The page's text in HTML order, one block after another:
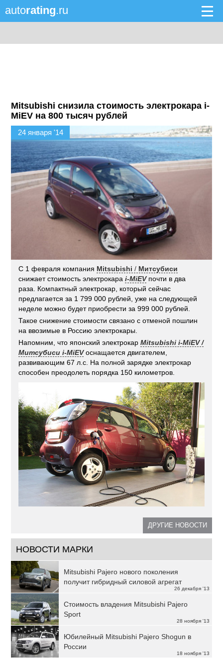
autorating.ru
Mitsubishi снизила стоимость электрокара i-
MiEV на 800 тысяч рублей
24 января '14
C 1 февраля компания Mitsubishi / Митсубиси
снижает стоимость электрокараi-MiEVпочти в два
раза. Компактный электрокар, который сейчас
предлагается за 1 799 000 рублей, уже на следующей
неделе можно будет приобрести за 999 000 рублей.
Такое снижение стоимости связано с отменой пошлин
на ввозимые в Россию электрокары.
Напомним, что японский электрокарMitsubishi i-MiEV /
Митсубиси i-MiEVоснащается двигателем,
развивающим 67 л.с. На полной зарядке электрокар
способен преодолеть порядка 150 километров.
ДРУГИЕ НОВОСТИ
НОВОСТИ МАРКИ
26 декабря '13
Mitsubishi Pajero нового поколения
получит гибридный силовой агрегат
28 ноября '13
Стоимость владения Mitsubishi Pajero
Sport
18 ноября '13
Юбилейный Mitsubishi Pajero Shogun в
России